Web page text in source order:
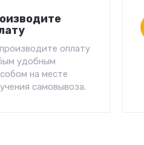
оплату
удобным
на месте
самовывоза.